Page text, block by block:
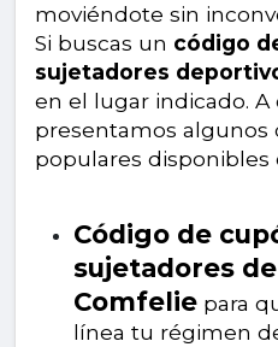
moviéndote sin
Si buscas un código
sujetadores
en el lugar indicado.
presentamos algunos
populares disponibles
Código de
sujetadores
Comfelie para
línea tu régimen